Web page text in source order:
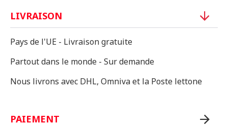
LIVRAISON
Pays de l'UE - Livraison gratuite
Partout dans le monde - Sur demande
Nous livrons avec DHL, Omniva et la Poste lettone
PAIEMENT